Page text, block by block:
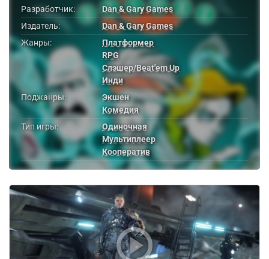
Разработчик:
Dan & Gary Games
Издатель:
Dan & Gary Games
Жанры:
Платформер
RPG
Слэшер/Beat'em Up
Инди
Поджанры:
Экшен
Комедия
Тип игры:
Одиночная
Мультиплеер
Кооператив